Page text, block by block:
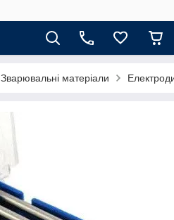
Зварювальні матеріали